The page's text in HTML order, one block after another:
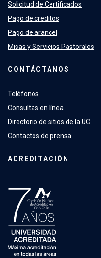
Solicitud de Certificados
Pago de créditos
Pago de arancel
Misas y Servicios Pastorales
CONTÁCTANOS
Teléfonos
Consultas en línea
Directorio de sitios de la UC
Contactos de prensa
ACREDITACIÓN